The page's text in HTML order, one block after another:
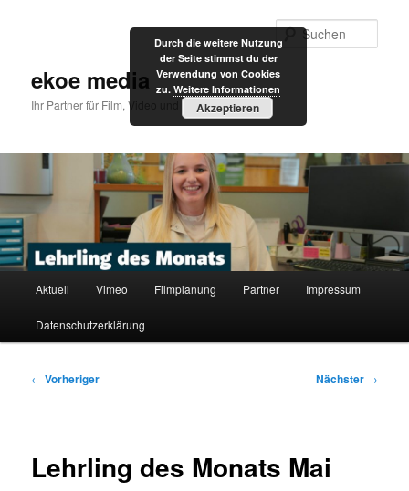
ekoe media
Ihr Partner für Film, Video und Internet
Aktuell Vimeo Filmplanung Partner Impressum
Datenschutzerklärung
Beitragsnavigation
← Vorheriger Nächster →
Lehrling des Monats Mai
Durch die weitere Nutzung
der Seite stimmst du der
Verwendung von Cookies
zu. Weitere Informationen
Akzeptieren